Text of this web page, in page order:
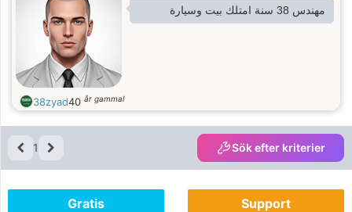
مهندس 38 سنة امتلك بيت وسيارة
38zyad40 år gammal
1 Sök efter kriterier
Gratis Support